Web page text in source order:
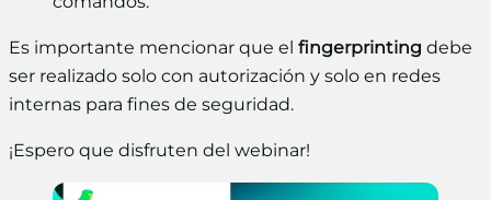
Es importante mencionar que el fingerprinting debe
ser realizado solo con autorización y solo en redes
internas para fines de seguridad.
¡Espero que disfruten del webinar!